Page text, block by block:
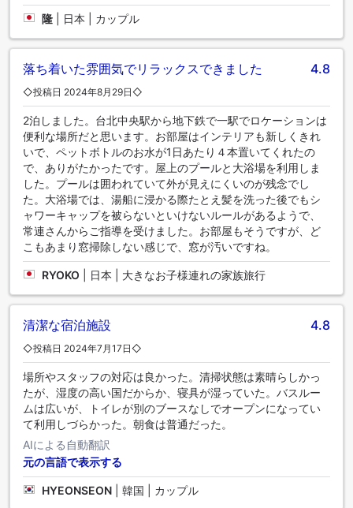
隆 日本 | カップル
落ち着いた雰囲気でリラックスできました 4.8
◇投稿日 2024年8月29日◇
2泊しました。台北中央駅から地下鉄で一駅でロケーションは
便利な場所だと思います。お部屋はインテリアも新しくきれ
いで、ペットボトルのお水が1日あたり４本置いてくれたの
で、ありがたかったです。屋上のプールと大浴場を利用しま
した。プールは囲われていて外が見えにくいのが残念でし
た。大浴場では、湯船に浸かる際たとえ髪を洗った後でもシ
ャワーキャップを被らないといけないルールがあるようで、
常連さんからご指導を受けました。お部屋もそうですが、ど
こもあまり窓掃除しない感じで、窓が汚いですね。
RYOKO 日本 | 大きなお子様連れの家族旅行
清潔な宿泊施設 4.8
◇投稿日 2024年7月17日◇
場所やスタッフの対応は良かった。清掃状態は素晴らしかっ
たが、湿度の高い国だからか、寝具が湿っていた。バスルー
ムは広いが、トイレが別のブースなしでオープンになってい
て利用しづらかった。朝食は普通だった。
AIによる自動翻訳
元の言語で表示する
HYEONSEON 韓国 | カップル